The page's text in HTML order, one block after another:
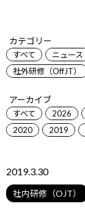
カテゴリー
すべて ニュース
社外研修（OffJT）
アーカイブ
すべて 2026
2020
2019
2019.3.30
社内研修（OJT）